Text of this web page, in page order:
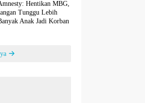
Hentikan MBG,
Tunggu Lebih
Anak Jadi Korban